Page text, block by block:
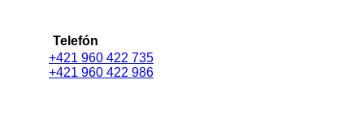
Telefón
+421 960 422 735
+421 960 422 986